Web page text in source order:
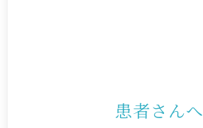
患者さんへ